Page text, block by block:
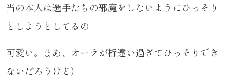
当の本人は選手たちの邪魔をしないようにひっそり
としようとしてるの
可愛い。まあ、オーラが桁違い過ぎてひっそりでき
ないだろうけど）